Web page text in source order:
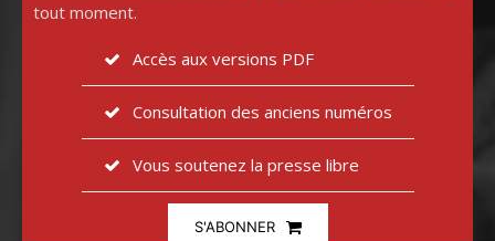
tout moment.
Accès aux versions PDF
Consultation des anciens numéros
Vous soutenez la presse libre
S'ABONNER